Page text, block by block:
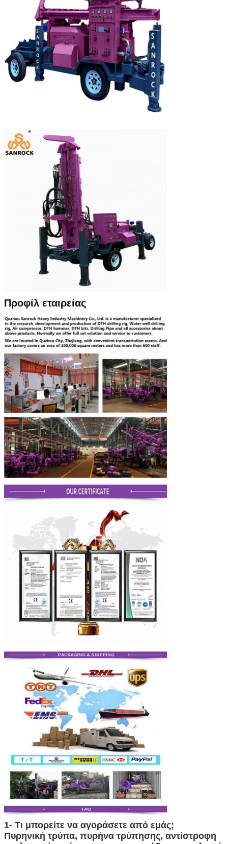
Προφίλ εταιρείας
1- Τι μπορείτε να αγοράσετε από εμάς;
Πυρηνική τρύπα, πυρήνα τρύπησης, αντίστροφη